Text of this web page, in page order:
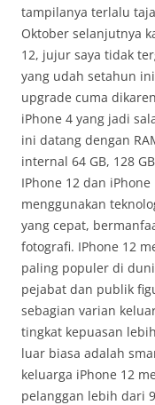
tampilanya terlalu
Oktober selanjutnya
12, jujur saya tidak
yang udah setahun
upgrade cuma
iPhone 4 yang jadi
ini datang dengan
internal 64 GB, 128
IPhone 12 dan
menggunakan
yang cepat,
fotografi. IPhone 12
paling populer di
pejabat dan publik
sebagian varian
tingkat kepuasan
luar biasa adalah
keluarga iPhone 12
pelanggan lebih dari